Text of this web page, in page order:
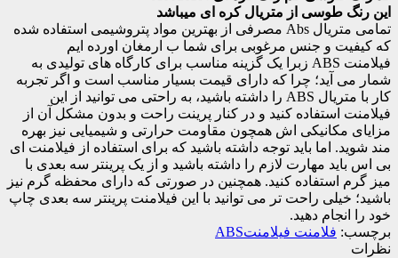
این رنگ طوسی از متریال کره ای میباشد
تمامی متریال Abs مصرفی از بهترین مواد پتروشیمی استفاده شده
که کیفیت و جنس مرغوبی برای شما ب ارمغان اورده ایم
فیلامنت ABS زبرا یک گزینه مناسب برای کارگاه های تولیدی به
شمار می آید؛ چرا که دارای قیمت بسیار مناسب است و اگر تجربه
کار با متریال ABS را داشته باشید، به راحتی می توانید از این
فیلامنت استفاده کنید و در کنار پرینت راحت و بدون مشکل آن از
مزایای مکانیکی اش همچون مقاومت حرارتی و شیمیایی نیز بهره
مند شوید. اما باید توجه داشته باشید که برای استفاده از فیلامنت ای
بی اس باید مهارت لازم را داشته باشید و از یک پرینتر سه بعدی با
میز گرم استفاده کنید. همچنین در صورتی که دارای محفظه گرم نیز
باشید؛ خیلی راحت تر می توانید با این فیلامنت پرینتر سه بعدی چاپ
خود را انجام دهید.
برچسب: فلامنت فیلامنتABS
نظرات